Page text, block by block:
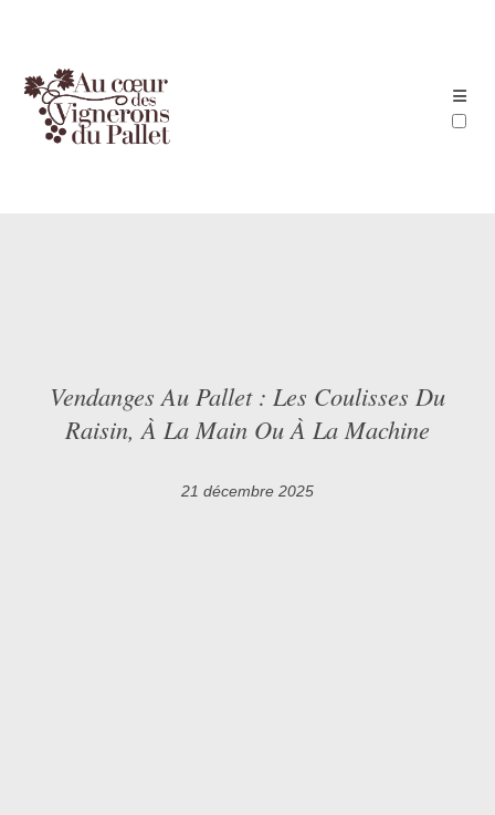
Vendanges Au Pallet : Les Coulisses Du
Raisin, À La Main Ou À La Machine
21 décembre 2025